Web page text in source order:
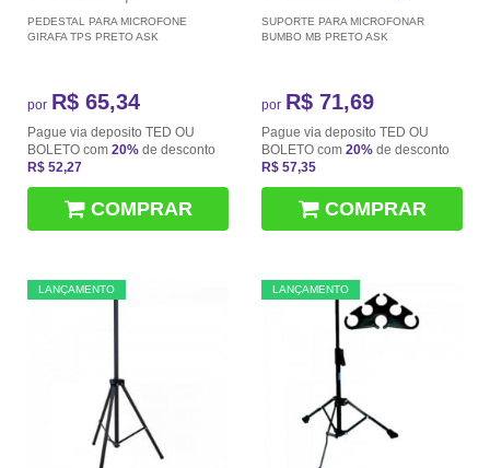
PEDESTAL PARA MICROFONE
GIRAFA TPS PRETO ASK
por R$ 65,34
Pague via deposito TED OU
BOLETO com 20% de desconto
R$ 52,27
COMPRAR
SUPORTE PARA MICROFONAR
BUMBO MB PRETO ASK
por R$ 71,69
Pague via deposito TED OU
BOLETO com 20% de desconto
R$ 57,35
COMPRAR
LANÇAMENTO LANÇAMENTO